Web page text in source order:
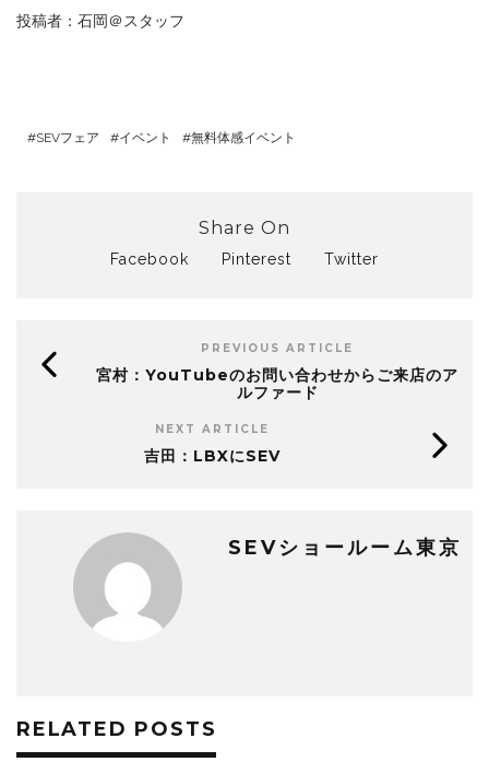
投稿者：石岡＠スタッフ
SEVフェア イベント 無料体感イベント
Share On
Facebook Pinterest Twitter
PREVIOUS ARTICLE
宮村：YouTubeのお問い合わせからご来店のア
ルファード
NEXT ARTICLE
吉田：LBXにSEV
SEVショールーム東京
RELATED POSTS